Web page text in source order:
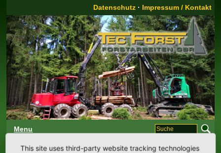
Datenschutz· Impressum / Kontakt
Menu
Start: Dienstleistungen Zertifizierung
This site uses third-party website tracking technologies